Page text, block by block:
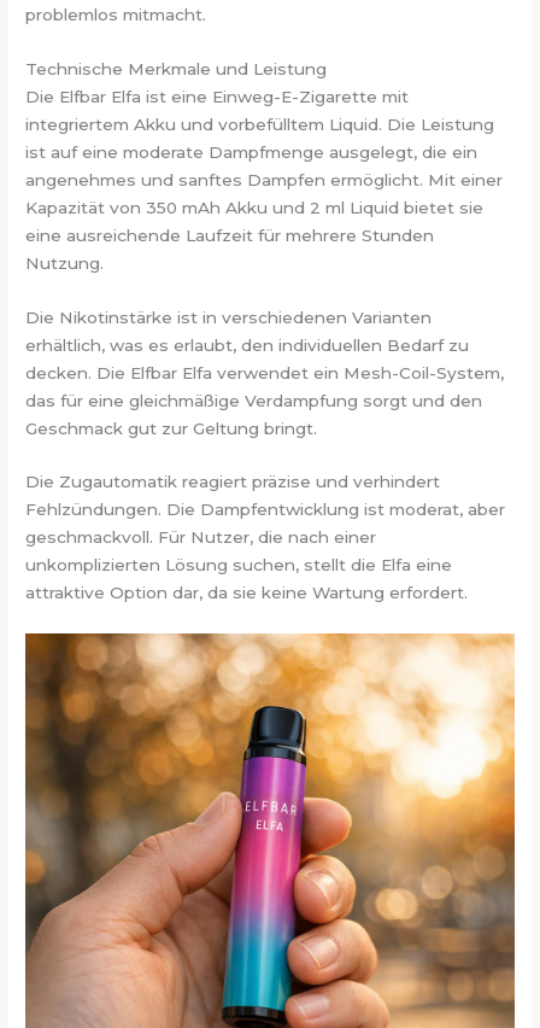
problemlos mitmacht.
Technische Merkmale und Leistung
Die Elfbar Elfa ist eine Einweg-E-Zigarette mit
integriertem Akku und vorbefülltem Liquid. Die Leistung
ist auf eine moderate Dampfmenge ausgelegt, die ein
angenehmes und sanftes Dampfen ermöglicht. Mit einer
Kapazität von 350 mAh Akku und 2 ml Liquid bietet sie
eine ausreichende Laufzeit für mehrere Stunden
Nutzung.
Die Nikotinstärke ist in verschiedenen Varianten
erhältlich, was es erlaubt, den individuellen Bedarf zu
decken. Die Elfbar Elfa verwendet ein Mesh-Coil-System,
das für eine gleichmäßige Verdampfung sorgt und den
Geschmack gut zur Geltung bringt.
Die Zugautomatik reagiert präzise und verhindert
Fehlzündungen. Die Dampfentwicklung ist moderat, aber
geschmackvoll. Für Nutzer, die nach einer
unkomplizierten Lösung suchen, stellt die Elfa eine
attraktive Option dar, da sie keine Wartung erfordert.